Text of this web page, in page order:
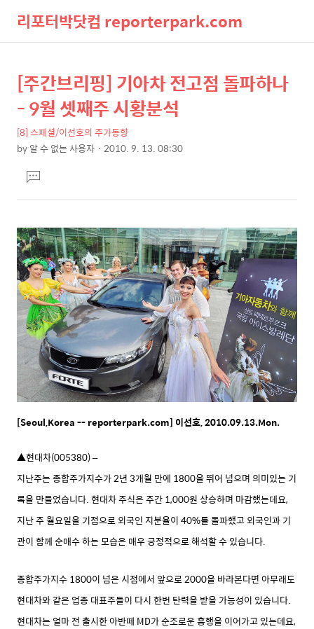
리포터박닷컴 reporterpark.com
색
뉴
상
텐
본
문
제
목
[주간브리핑] 기아차 전고점 돌파하나
- 9월 셋째주 시황분석
[8] 스페셜/이선호의 주가동향
by알 수 없는 사용자 2010. 9. 13. 08:30
문댓
글
[Seoul,Korea -- reporterpark.com] 이선호, 2010.09.13.Mon.
▲현대차(005380) –
지난주는 종합주가지수가 2년 3개월 만에 1800을 뛰어 넘으며 의미있는 기
록을 만들었습니다. 현대차 주식은 주간 1,000원 상승하며 마감했는데요,
지난 주 월요일을 기점으로 외국인 지분율이 40%를 돌파했고 외국인과 기
관이 함께 순매수 하는 모습은 매우 긍정적으로 해석할 수 있습니다.
종합주가지수 1800이 넘은 시점에서 앞으로 2000을 바라본다면 아무래도
현대차와 같은 업종 대표주들이 다시 한번 탄력을 받을 가능성이 있습니다.
현대차는 얼마 전 출시한 아반떼 MD가 순조로운 흥행을 이어가고 있는데요,